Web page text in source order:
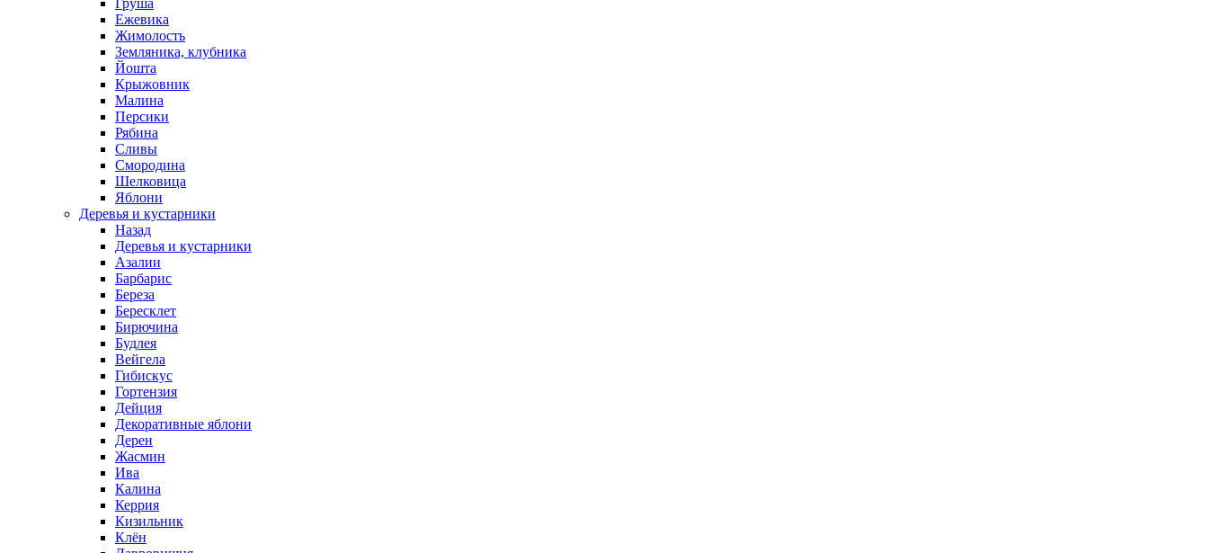
Груша
Ежевика
Жимолость
Земляника, клубника
Йошта
Крыжовник
Малина
Персики
Рябина
Сливы
Смородина
Шелковица
Яблони
Деревья и кустарники
Назад
Деревья и кустарники
Азалии
Барбарис
Береза
Бересклет
Бирючина
Будлея
Вейгела
Гибискус
Гортензия
Дейция
Декоративные яблони
Дерен
Жасмин
Ива
Калина
Керрия
Кизильник
Клён